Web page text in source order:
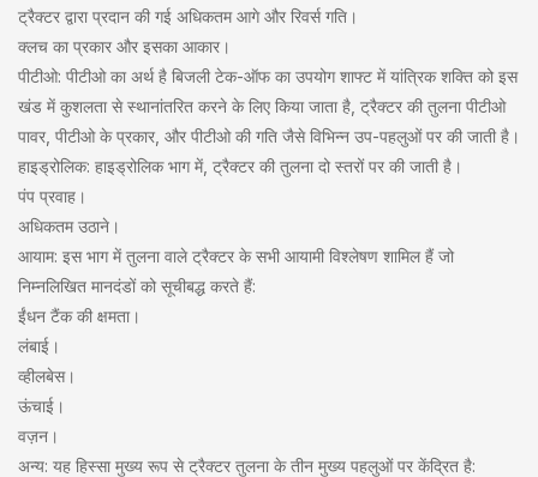
ट्रैक्टर द्वारा प्रदान की गई अधिकतम आगे और रिवर्स गति।
क्लच का प्रकार और इसका आकार।
पीटीओ: पीटीओ का अर्थ है बिजली टेक-ऑफ का उपयोग शाफ्ट में यांत्रिक शक्ति को इस
खंड में कुशलता से स्थानांतरित करने के लिए किया जाता है, ट्रैक्टर की तुलना पीटीओ
पावर, पीटीओ के प्रकार, और पीटीओ की गति जैसे विभिन्न उप-पहलुओं पर की जाती है।
हाइड्रोलिक: हाइड्रोलिक भाग में, ट्रैक्टर की तुलना दो स्तरों पर की जाती है।
पंप प्रवाह।
अधिकतम उठाने।
आयाम: इस भाग में तुलना वाले ट्रैक्टर के सभी आयामी विश्लेषण शामिल हैं जो
निम्नलिखित मानदंडों को सूचीबद्ध करते हैं:
ईंधन टैंक की क्षमता।
लंबाई।
व्हीलबेस।
ऊंचाई।
वज़न।
अन्य: यह हिस्सा मुख्य रूप से ट्रैक्टर तुलना के तीन मुख्य पहलुओं पर केंद्रित है: